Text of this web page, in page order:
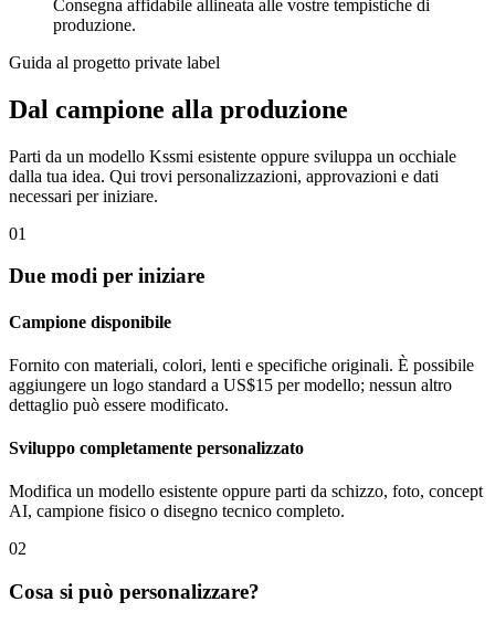
Consegna affidabile allineata alle vostre tempistiche di
produzione.
Guida al progetto private label
Dal campione alla produzione
Parti da un modello Kssmi esistente oppure sviluppa un occhiale
dalla tua idea. Qui trovi personalizzazioni, approvazioni e dati
necessari per iniziare.
01
Due modi per iniziare
Campione disponibile
Fornito con materiali, colori, lenti e specifiche originali. È possibile
aggiungere un logo standard a US$15 per modello; nessun altro
dettaglio può essere modificato.
Sviluppo completamente personalizzato
Modifica un modello esistente oppure parti da schizzo, foto, concept
AI, campione fisico o disegno tecnico completo.
02
Cosa si può personalizzare?